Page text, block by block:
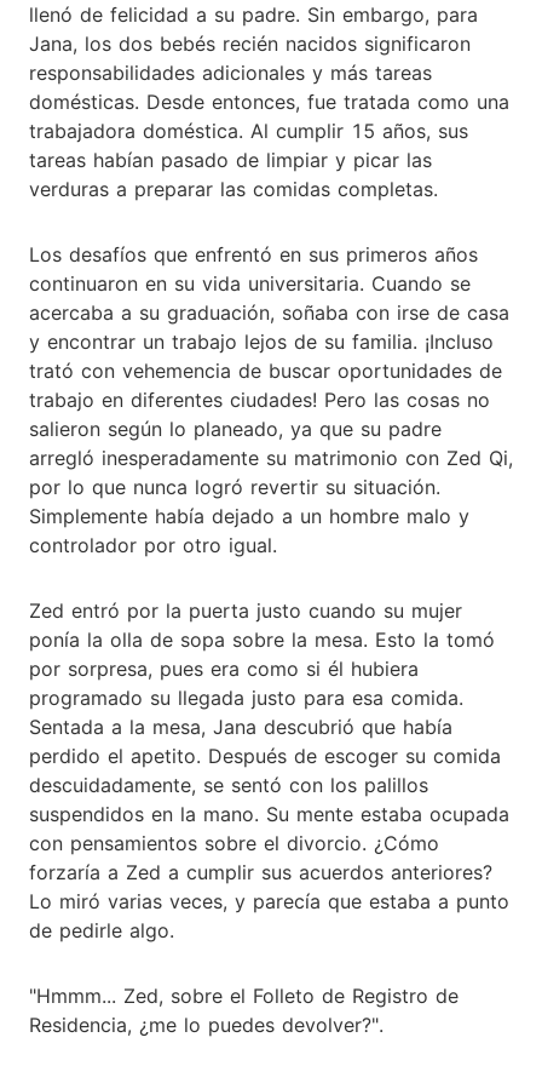
llenó de felicidad a su padre. Sin embargo, para
Jana, los dos bebés recién nacidos significaron
responsabilidades adicionales y más tareas
domésticas. Desde entonces, fue tratada como una
trabajadora doméstica. Al cumplir 15 años, sus
tareas habían pasado de limpiar y picar las
verduras a preparar las comidas completas.
Los desafíos que enfrentó en sus primeros años
continuaron en su vida universitaria. Cuando se
acercaba a su graduación, soñaba con irse de casa
y encontrar un trabajo lejos de su familia. ¡Incluso
trató con vehemencia de buscar oportunidades de
trabajo en diferentes ciudades! Pero las cosas no
salieron según lo planeado, ya que su padre
arregló inesperadamente su matrimonio con Zed Qi,
por lo que nunca logró revertir su situación.
Simplemente había dejado a un hombre malo y
controlador por otro igual.
Zed entró por la puerta justo cuando su mujer
ponía la olla de sopa sobre la mesa. Esto la tomó
por sorpresa, pues era como si él hubiera
programado su llegada justo para esa comida.
Sentada a la mesa, Jana descubrió que había
perdido el apetito. Después de escoger su comida
descuidadamente, se sentó con los palillos
suspendidos en la mano. Su mente estaba ocupada
con pensamientos sobre el divorcio. ¿Cómo
forzaría a Zed a cumplir sus acuerdos anteriores?
Lo miró varias veces, y parecía que estaba a punto
de pedirle algo.
"Hmmm... Zed, sobre el Folleto de Registro de
Residencia, ¿me lo puedes devolver?".